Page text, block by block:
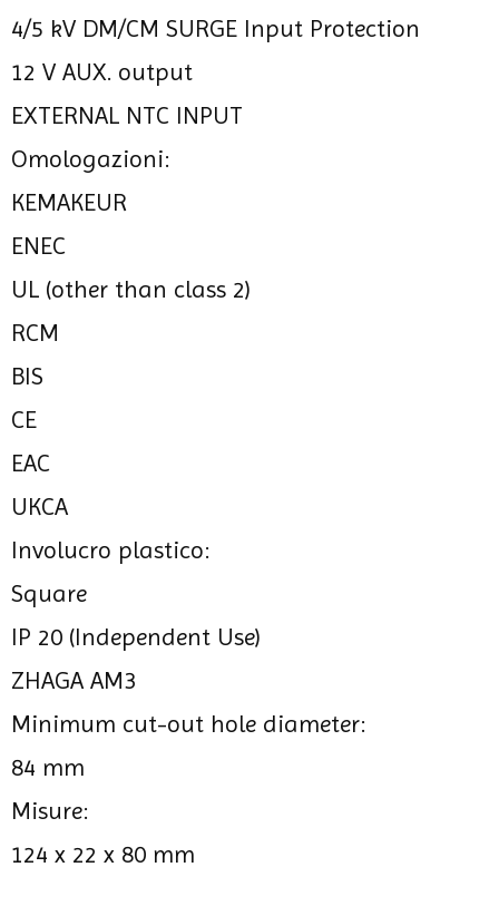
4/5 kV DM/CM SURGE Input Protection
12 V AUX. output
EXTERNAL NTC INPUT
Omologazioni:
KEMAKEUR
ENEC
UL (other than class 2)
RCM
BIS
CE
EAC
UKCA
Involucro plastico:
Square
IP 20 (Independent Use)
ZHAGA AM3
Minimum cut-out hole diameter:
84 mm
Misure:
124 x 22 x 80 mm